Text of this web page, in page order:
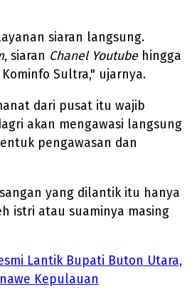
siaran langsung.
, siaran Chanel Youtubehingga
Sultra," ujarnya.
dari pusat itu wajib
akan mengawasi langsung
pengawasan dan
yang dilantik itu hanya
istri atau suaminya masing
Lantik Bupati Buton Utara,
Kepulauan